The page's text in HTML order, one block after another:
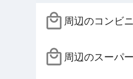
周辺のコンビ
周辺のスーパ